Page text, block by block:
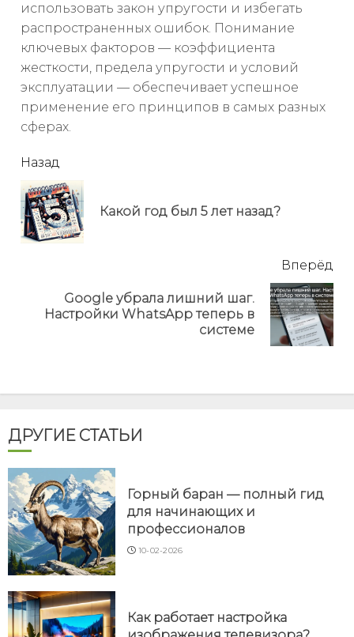
использовать закон упругости и избегать
распространенных ошибок. Понимание
ключевых факторов — коэффициента
жесткости, предела упругости и условий
эксплуатации — обеспечивает успешное
применение его принципов в самых разных
сферах.
читать
еще
Назад
Какой год был 5 лет назад?
Вперёд
Next
Google убрала лишний шаг.
Настройки WhatsApp теперь в
системе
ДРУГИЕ СТАТЬИ
Горный баран — полный гид
для начинающих и
профессионалов
10-02-2026
Как работает настройка